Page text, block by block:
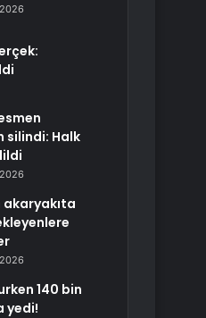
silindi: Halk
akaryakıta
140 bin
yedi!